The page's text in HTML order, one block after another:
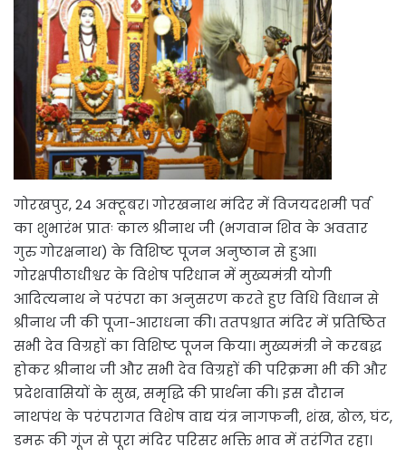
गोरखपुर, 24 अक्टूबर। गोरखनाथ मंदिर में विजयदशमी पर्व
का शुभारंभ प्रातः काल श्रीनाथ जी (भगवान शिव के अवतार
गुरु गोरक्षनाथ) के विशिष्ट पूजन अनुष्ठान से हुआ।
गोरक्षपीठाधीश्वर के विशेष परिधान में मुख्यमंत्री योगी
आदित्यनाथ ने परंपरा का अनुसरण करते हुए विधि विधान से
श्रीनाथ जी की पूजा-आराधना की। ततपश्चात मंदिर में प्रतिष्ठित
सभी देव विग्रहों का विशिष्ट पूजन किया। मुख्यमंत्री ने करबद्ध
होकर श्रीनाथ जी और सभी देव विग्रहों की परिक्रमा भी की और
प्रदेशवासियों के सुख, समृद्धि की प्रार्थना की। इस दौरान
नाथपंथ के परंपरागत विशेष वाद्य यंत्र नागफनी, शंख, ढोल, घंट,
डमरू की गूंज से पूरा मंदिर परिसर भक्ति भाव में तरंगित रहा।